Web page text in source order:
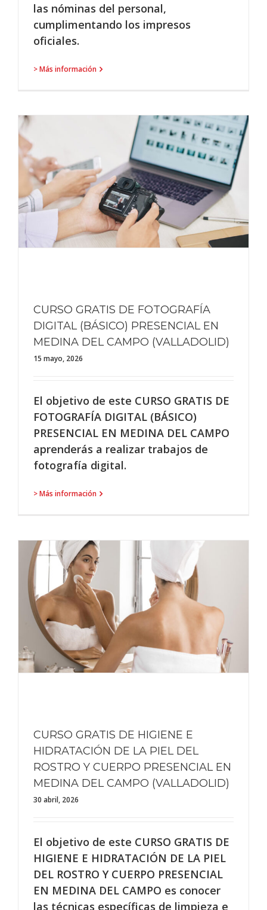
las nóminas del personal,
cumplimentando los impresos
oficiales.
> Más información
CURSO GRATIS DE FOTOGRAFÍA
DIGITAL (BÁSICO) PRESENCIAL EN
MEDINA DEL CAMPO (VALLADOLID)
15 mayo, 2026
El objetivo de este CURSO GRATIS DE
FOTOGRAFÍA DIGITAL (BÁSICO)
PRESENCIAL EN MEDINA DEL CAMPO
aprenderás a realizar trabajos de
fotografía digital.
> Más información
CURSO GRATIS DE HIGIENE E
HIDRATACIÓN DE LA PIEL DEL
ROSTRO Y CUERPO PRESENCIAL EN
MEDINA DEL CAMPO (VALLADOLID)
30 abril, 2026
El objetivo de este CURSO GRATIS DE
HIGIENE E HIDRATACIÓN DE LA PIEL
DEL ROSTRO Y CUERPO PRESENCIAL
EN MEDINA DEL CAMPO es conocer
las técnicas específicas de limpieza e